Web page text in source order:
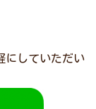
にしていただい